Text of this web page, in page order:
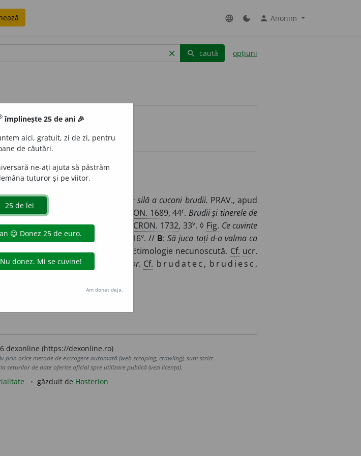
language dark_mode person Anonim
clear search caută opțiuni
naiv, copilăros. Ceia ce vor face silă a cuconi brudii. PRAV., apud
ta, că iaste un pruncu brudiu. CRON. 1689, 44r. Brudii și tinerele de
; CANTEMIR, IST.;CRON. 1707 CRON. 1732, 33v. ◊ Fig. Ce cuvinte
brudiu și n-am putut să învăț. , 116v. // B:Să juca toți d-a valma ca
PS; DOSOFTEI, VS; ). Etimologie necunoscută. Cf. ucr.
brudatec ,brudiesc,brudiește brudior. Cf. brudatec , brudiesc ,
dexonline (https://dexonline.ro)
prin orice metode de extragere automată (web scraping, crawling), sunt strict
seturilor de date oferite oficial spre utilizare publică (vezi licența).
găzduit de Hosterion
împlinește 25 de ani 🎉
aici, gratuit, zi de zi, pentru
de căutări.
ne-ați ajuta să păstrăm
tuturor și pe viitor.
Am donat deja.